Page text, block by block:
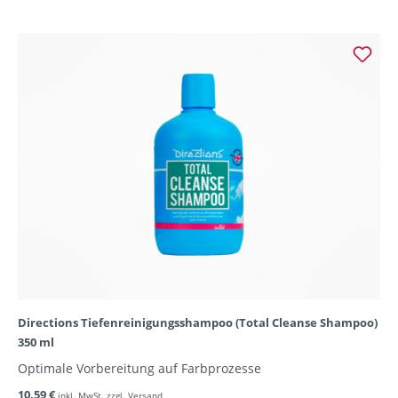
Directions Tiefenreinigungsshampoo (Total Cleanse Shampoo)
350 ml
Optimale Vorbereitung auf Farbprozesse
10,59 € inkl. MwSt. zzgl. Versand